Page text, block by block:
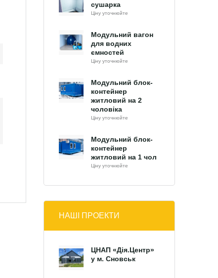
сушарка
Ціну уточнюйте
Модульний вагон
для водних
ємностей
Ціну уточнюйте
Модульний блок-
контейнер
житловий на 2
чоловіка
Ціну уточнюйте
Модульний блок-
контейнер
житловий на 1 чол
Ціну уточнюйте
НАШІ ПРОЕКТИ
ЦНАП «Дія.Центр»
у м. Сновськ